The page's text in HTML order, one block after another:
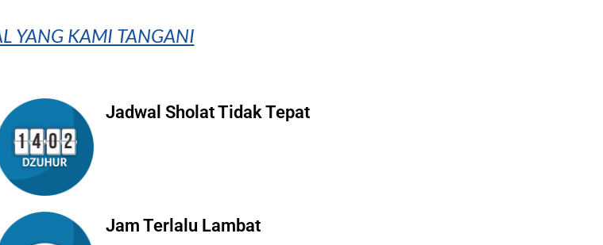
YANG KAMI TANGANI
Jadwal Sholat Tidak Tepat
Jam Terlalu Lambat